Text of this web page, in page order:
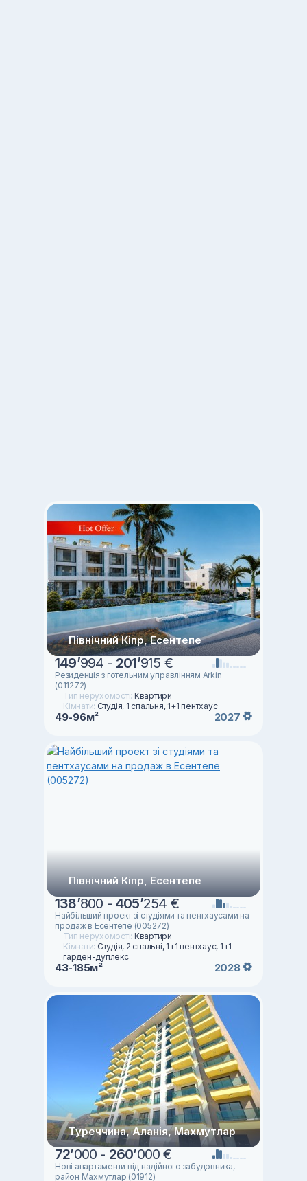
Північний Кіпр, Есентепе
149’994 - 201’915 €
Резиденція з готельним управлінням Arkin
(011272)
Тип нерухомості: Квартири
Кімнати: Студія, 1 спальня, 1+1 пентхаус
49-96м² 2027
Північний Кіпр, Есентепе
138’800 - 405’254 €
Найбільший проект зі студіями та пентхаусами на
продаж в Есентепе (005272)
Тип нерухомості: Квартири
Кімнати: Студія, 2 спальні, 1+1 пентхаус, 1+1
гарден-дуплекс
43-185м² 2028
Туреччина, Аланія, Махмутлар
72’000 - 260’000 €
Нові апартаменти від надійного забудовника,
район Махмутлар (01912)